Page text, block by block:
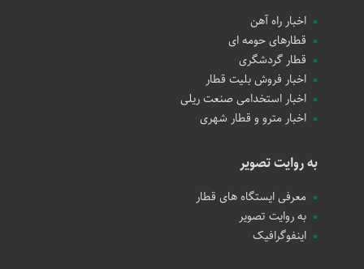
اخبار راه آهن
قطارهای حومه ای
قطار گردشگری
اخبار فروش بلیت قطار
اخبار استخدامی صنعت ریلی
اخبار مترو و قطار شهری
به روایت تصویر
معرفی ایستگاه های قطار
به روایت تصویر
اینفوگرافیک